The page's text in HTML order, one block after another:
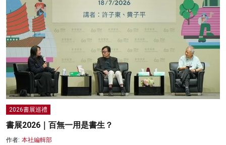
2026書展巡禮
書展2026｜百無一用是書生？
作者: 本社編輯部